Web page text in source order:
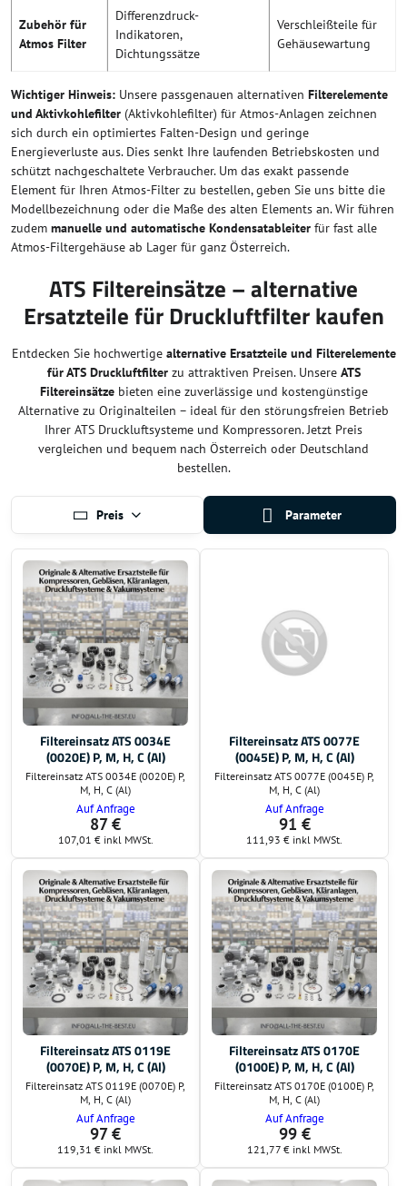
Zubehör für
Atmos Filter
Differenzdruck-
Indikatoren,
Dichtungssätze
Verschleißteile für
Gehäusewartung
Wichtiger Hinweis: Unsere passgenauen alternativen Filterelemente
und Aktivkohlefilter (Aktivkohlefilter) für Atmos-Anlagen zeichnen
sich durch ein optimiertes Falten-Design und geringe
Energieverluste aus. Dies senkt Ihre laufenden Betriebskosten und
schützt nachgeschaltete Verbraucher. Um das exakt passende
Element für Ihren Atmos-Filter zu bestellen, geben Sie uns bitte die
Modellbezeichnung oder die Maße des alten Elements an. Wir führen
zudem manuelle und automatische Kondensatableiter für fast alle
Atmos-Filtergehäuse ab Lager für ganz Österreich.
ATS Filtereinsätze – alternative
Ersatzteile für Druckluftfilter kaufen
Entdecken Sie hochwertige alternative Ersatzteile und Filterelemente
für ATS Druckluftfilterzu attraktiven Preisen. Unsere ATS
Filtereinsätzebieten eine zuverlässige und kostengünstige
Alternative zu Originalteilen – ideal für den störungsfreien Betrieb
Ihrer ATS Druckluftsysteme und Kompressoren. Jetzt Preis
vergleichen und bequem nach Österreich oder Deutschland
bestellen.
Preis Parameter
Filtereinsatz ATS 0034E
(0020E) P, M, H, C (Al)
Filtereinsatz ATS 0034E (0020E) P,
M, H, C (Al)
Auf Anfrage
87 €
107,01 € inkl MWSt.
Filtereinsatz ATS 0077E
(0045E) P, M, H, C (Al)
Filtereinsatz ATS 0077E (0045E) P,
M, H, C (Al)
Auf Anfrage
91 €
111,93 € inkl MWSt.
Filtereinsatz ATS 0119E
(0070E) P, M, H, C (Al)
Filtereinsatz ATS 0119E (0070E) P,
M, H, C (Al)
Auf Anfrage
97 €
119,31 € inkl MWSt.
Filtereinsatz ATS 0170E
(0100E) P, M, H, C (Al)
Filtereinsatz ATS 0170E (0100E) P,
M, H, C (Al)
Auf Anfrage
99 €
121,77 € inkl MWSt.